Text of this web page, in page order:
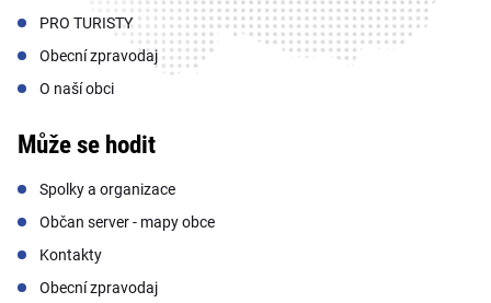
PRO TURISTY
Obecní zpravodaj
O naší obci
Může se hodit
Spolky a organizace
Občan server - mapy obce
Kontakty
Obecní zpravodaj